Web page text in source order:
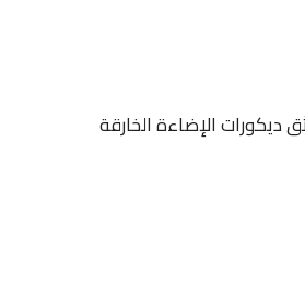
ديكورات الإضاءة الخارقة